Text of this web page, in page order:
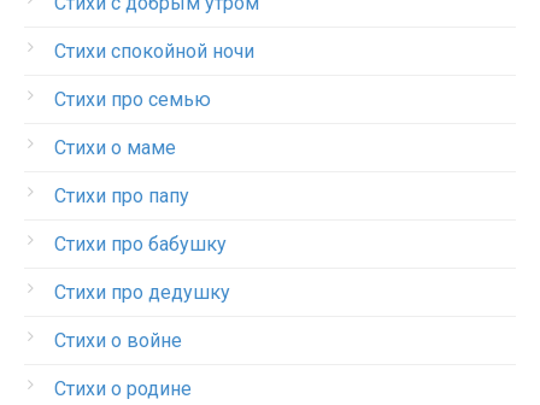
Стихи спокойной ночи
Стихи про семью
Стихи о маме
Стихи про папу
Стихи про бабушку
Стихи про дедушку
Стихи о войне
Стихи о родине